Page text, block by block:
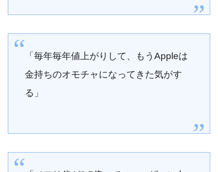
「毎年毎年値上がりして、もうAppleは
金持ちのオモチャになってきた気がす
る」